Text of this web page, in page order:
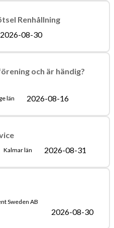
Renhållning
2026-08-30
och är händig?
län 2026-08-16
Kalmar län 2026-08-31
Sweden AB
2026-08-30